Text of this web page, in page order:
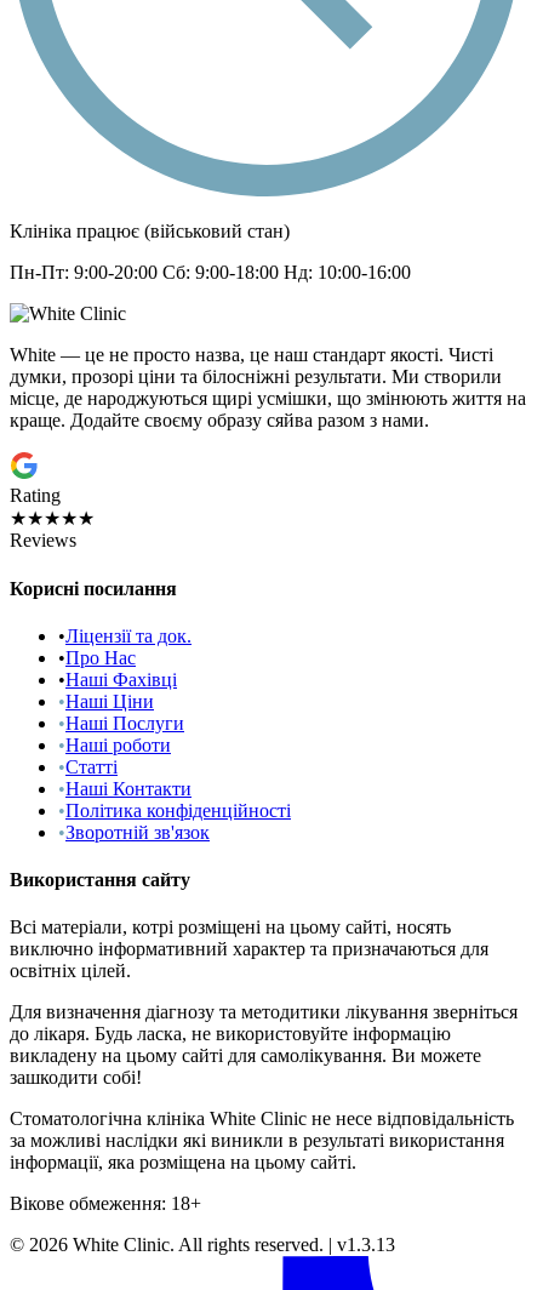
Клініка працює (військовий стан)
Пн-Пт: 9:00-20:00 Сб: 9:00-18:00 Нд: 10:00-16:00
White — це не просто назва, це наш стандарт якості. Чисті
думки, прозорі ціни та білосніжні результати. Ми створили
місце, де народжуються щирі усмішки, що змінюють життя на
краще. Додайте своєму образу сяйва разом з нами.
Rating
★★★★★
Reviews
Корисні посилання
•Ліцензії та док.
•Про Нас
•Наші Фахівці
•Наші Ціни
•Наші Послуги
•Наші роботи
•Статті
•Наші Контакти
•Політика конфіденційності
•Зворотній зв'язок
Використання сайту
Всі матеріали, котрі розміщені на цьому сайті, носять
виключно інформативний характер та призначаються для
освітніх цілей.
Для визначення діагнозу та методитики лікування зверніться
до лікаря. Будь ласка, не використовуйте інформацію
викладену на цьому сайті для самолікування. Ви можете
зашкодити собі!
Стоматологічна клініка White Clinic не несе відповідальність
за можливі наслідки які виникли в результаті використання
інформації, яка розміщена на цьому сайті.
Вікове обмеження: 18+
© 2026 White Clinic. All rights reserved. v1.3.13